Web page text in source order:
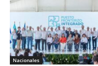
Nacionales